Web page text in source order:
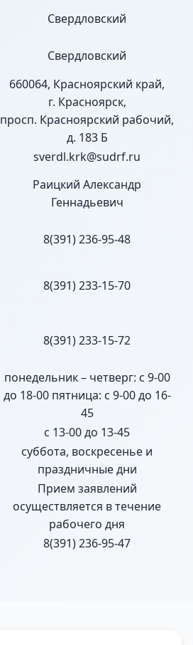
Свердловский
Свердловский
660064, Красноярский край,
г. Красноярск,
просп. Красноярский рабочий,
д. 183 Б
sverdl.krk@sudrf.ru
Раицкий Александр
Геннадьевич
8(391) 236-95-48
8(391) 233-15-70
8(391) 233-15-72
понедельник – четверг: с 9-00
до 18-00 пятница: с 9-00 до 16-
45
с 13-00 до 13-45
суббота, воскресенье и
праздничные дни
Прием заявлений
осуществляется в течение
рабочего дня
8(391) 236-95-47